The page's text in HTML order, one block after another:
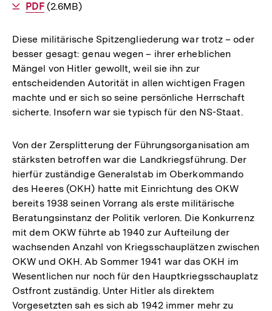
Als
PDFherunterladen
(2.6MB)
Diese militärische Spitzengliederung war trotz – oder
besser gesagt: genau wegen – ihrer erheblichen
Mängel von Hitler gewollt, weil sie ihn zur
entscheidenden Autorität in allen wichtigen Fragen
machte und er sich so seine persönliche Herrschaft
sicherte. Insofern war sie typisch für den NS-Staat.
Von der Zersplitterung der Führungsorganisation am
stärksten betroffen war die Landkriegsführung. Der
hierfür zuständige Generalstab im Oberkommando
des Heeres (OKH) hatte mit Einrichtung des OKW
bereits 1938 seinen Vorrang als erste militärische
Beratungsinstanz der Politik verloren. Die Konkurrenz
mit dem OKW führte ab 1940 zur Aufteilung der
wachsenden Anzahl von Kriegsschauplätzen zwischen
OKW und OKH. Ab Sommer 1941 war das OKH im
Wesentlichen nur noch für den Hauptkriegsschauplatz
Ostfront zuständig. Unter Hitler als direktem
Vorgesetzten sah es sich ab 1942 immer mehr zu